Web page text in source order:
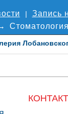
Запись